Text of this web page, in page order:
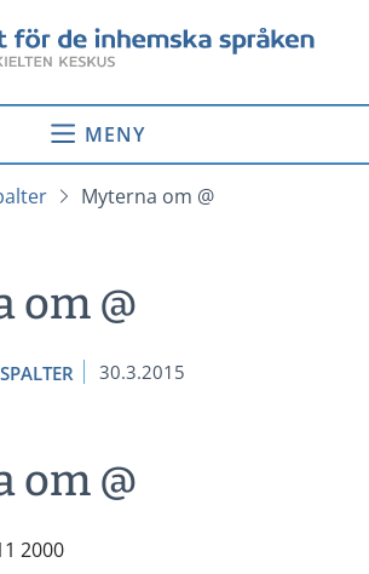
MENY
Myterna om @
om @
30.3.2015
om @
2000